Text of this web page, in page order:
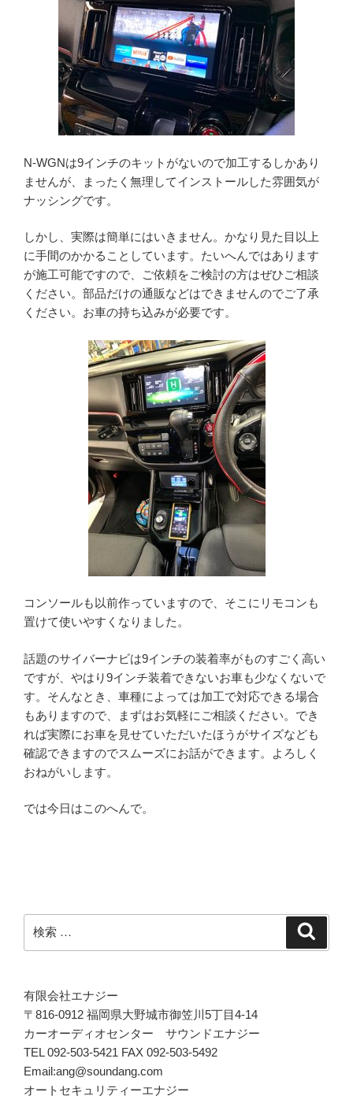
N-WGNは9インチのキットがないので加工するしかあり
ませんが、まったく無理してインストールした雰囲気が
ナッシングです。
しかし、実際は簡単にはいきません。かなり見た目以上
に手間のかかることしています。たいへんではあります
が施工可能ですので、ご依頼をご検討の方はぜひご相談
ください。部品だけの通販などはできませんのでご了承
ください。お車の持ち込みが必要です。
コンソールも以前作っていますので、そこにリモコンも
置けて使いやすくなりました。
話題のサイバーナビは9インチの装着率がものすごく高い
ですが、やはり9インチ装着できないお車も少なくないで
す。そんなとき、車種によっては加工で対応できる場合
もありますので、まずはお気軽にご相談ください。でき
れば実際にお車を見せていただいたほうがサイズなども
確認できますのでスムーズにお話ができます。よろしく
おねがいします。
では今日はこのへんで。
検
索:
有限会社エナジー
〒816-0912 福岡県大野城市御笠川5丁目4-14
カーオーディオセンター サウンドエナジー
TEL 092-503-5421 FAX 092-503-5492
Email:ang@soundang.com
オートセキュリティーエナジー